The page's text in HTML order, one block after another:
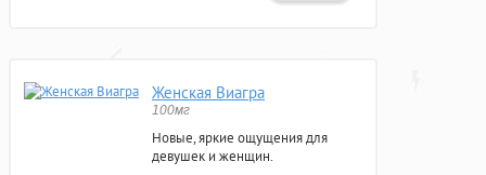
Женская Виагра
100мг
Новые, яркие ощущения для
девушек и женщин.